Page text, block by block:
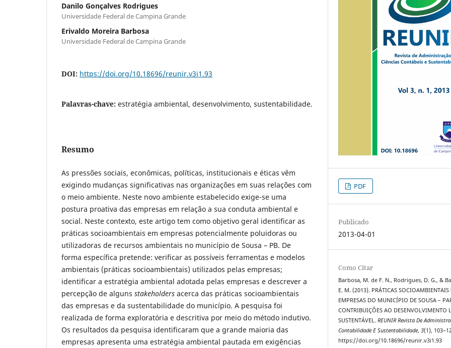
Danilo Gonçalves Rodrigues
Universidade Federal de Campina Grande
Erivaldo Moreira Barbosa
Universidade Federal de Campina Grande
DOI: https://doi.org/10.18696/reunir.v3i1.93
Palavras-chave: estratégia ambiental, desenvolvimento, sustentabilidade.
Resumo
As pressões sociais, econômicas, políticas, institucionais e éticas vêm
exigindo mudanças significativas nas organizações em suas relações com
o meio ambiente. Neste novo ambiente estabelecido exige-se uma
postura proativa das empresas em relação a sua conduta ambiental e
social. Neste contexto, este artigo tem como objetivo geral identificar as
práticas socioambientais em empresas potencialmente poluidoras ou
utilizadoras de recursos ambientais no município de Sousa – PB. De
forma específica pretende: verificar as possíveis ferramentas e modelos
ambientais (práticas socioambientais) utilizados pelas empresas;
identificar a estratégia ambiental adotada pelas empresas e descrever a
percepção de alguns stakeholders acerca das práticas socioambientais
das empresas e da sustentabilidade do município. A pesquisa foi
realizada de forma exploratória e descritiva por meio do método indutivo.
Os resultados da pesquisa identificaram que a grande maioria das
empresas apresenta uma estratégia ambiental pautada em exigências
PDF
Publicado
2013-04-01
Como Citar
Barbosa, M. de F. N., Rodrigues, D. G., &
E. M. (2013). PRÁTICAS SOCIOAMBIENTAIS
EMPRESAS DO MUNICÍPIO DE SOUSA –
CONTRIBUIÇÕES AO DESENVOLVIMENTO
SUSTENTÁVEL.REUNIR Revista De
Contabilidade E Sustentabilidade,3(1),
https://doi.org/10.18696/reunir.v3i1.93